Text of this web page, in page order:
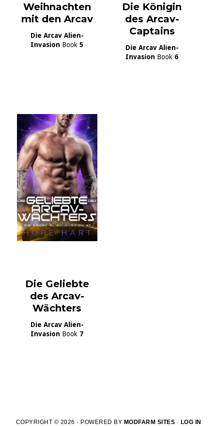
Weihnachten
mit den Arcav
Die Arcav Alien-
Invasion Book5
Die Königin
des Arcav-
Captains
Die Arcav Alien-
Invasion Book 6
Die Geliebte
des Arcav-
Wächters
Die Arcav Alien-
Invasion Book 7
COPYRIGHT © 2026 · POWERED BY MODFARM SITES · LOG IN